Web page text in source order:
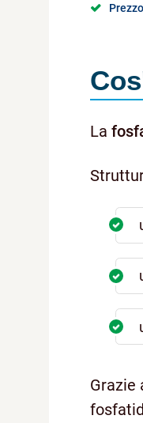
La
Grazie